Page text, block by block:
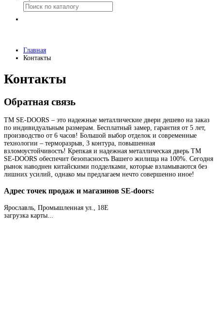
Главная
Контакты
Контакты
Обратная связь
TM SE-DOORS – это надежные металлические двери дешево на заказ
по индивидуальным размерам. Бесплатный замер, гарантия от 5 лет,
производство от 6 часов! Большой выбор отделок и современные
технологии – терморазрыв, 3 контура, повышенная
взломоустойчивость! Крепкая и надежная металлическая дверь TM
SE-DOORS обеспечит безопасность Вашего жилища на 100%. Сегодня
рынок наводнен китайскими подделками, которые взламываются без
лишних усилий, однако мы предлагаем нечто совершенно иное!
Адрес точек продаж и магазинов SE-doors:
Ярославль, Промышленная ул., 18Е
загрузка карты...